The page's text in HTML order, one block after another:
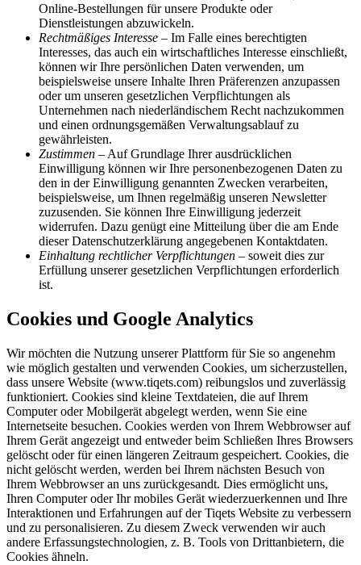
Online-Bestellungen für unsere Produkte oder
Dienstleistungen abzuwickeln.
Rechtmäßiges Interesse – Im Falle eines berechtigten
Interesses, das auch ein wirtschaftliches Interesse einschließt,
können wir Ihre persönlichen Daten verwenden, um
beispielsweise unsere Inhalte Ihren Präferenzen anzupassen
oder um unseren gesetzlichen Verpflichtungen als
Unternehmen nach niederländischem Recht nachzukommen
und einen ordnungsgemäßen Verwaltungsablauf zu
gewährleisten.
Zustimmen – Auf Grundlage Ihrer ausdrücklichen
Einwilligung können wir Ihre personenbezogenen Daten zu
den in der Einwilligung genannten Zwecken verarbeiten,
beispielsweise, um Ihnen regelmäßig unseren Newsletter
zuzusenden. Sie können Ihre Einwilligung jederzeit
widerrufen. Dazu genügt eine Mitteilung über die am Ende
dieser Datenschutzerklärung angegebenen Kontaktdaten.
Einhaltung rechtlicher Verpflichtungen – soweit dies zur
Erfüllung unserer gesetzlichen Verpflichtungen erforderlich
ist.
Cookies und Google Analytics
Wir möchten die Nutzung unserer Plattform für Sie so angenehm
wie möglich gestalten und verwenden Cookies, um sicherzustellen,
dass unsere Website (www.tiqets.com) reibungslos und zuverlässig
funktioniert. Cookies sind kleine Textdateien, die auf Ihrem
Computer oder Mobilgerät abgelegt werden, wenn Sie eine
Internetseite besuchen. Cookies werden von Ihrem Webbrowser auf
Ihrem Gerät angezeigt und entweder beim Schließen Ihres Browsers
gelöscht oder für einen längeren Zeitraum gespeichert. Cookies, die
nicht gelöscht werden, werden bei Ihrem nächsten Besuch von
Ihrem Webbrowser an uns zurückgesandt. Dies ermöglicht uns,
Ihren Computer oder Ihr mobiles Gerät wiederzuerkennen und Ihre
Interaktionen und Erfahrungen auf der Tiqets Website zu verbessern
und zu personalisieren. Zu diesem Zweck verwenden wir auch
andere Erfassungstechnologien, z. B. Tools von Drittanbietern, die
Cookies ähneln.